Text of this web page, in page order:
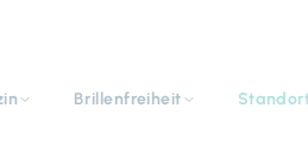
Brillenfreiheit